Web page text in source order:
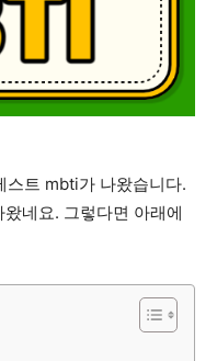
스트 mbti가 나왔습니다.
네요. 그렇다면 아래에